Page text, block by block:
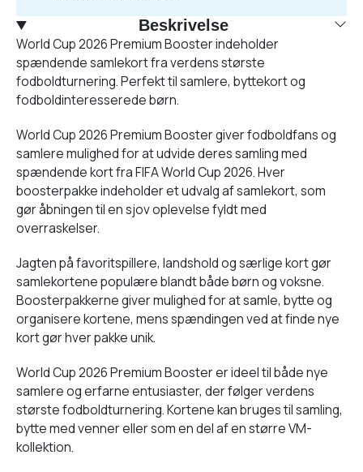
Beskrivelse
World Cup 2026 Premium Booster indeholder
spændende samlekort fra verdens største
fodboldturnering. Perfekt til samlere, byttekort og
fodboldinteresserede børn.
World Cup 2026 Premium Booster giver fodboldfans og
samlere mulighed for at udvide deres samling med
spændende kort fra FIFA World Cup 2026. Hver
boosterpakke indeholder et udvalg af samlekort, som
gør åbningen til en sjov oplevelse fyldt med
overraskelser.
Jagten på favoritspillere, landshold og særlige kort gør
samlekortene populære blandt både børn og voksne.
Boosterpakkerne giver mulighed for at samle, bytte og
organisere kortene, mens spændingen ved at finde nye
kort gør hver pakke unik.
World Cup 2026 Premium Booster er ideel til både nye
samlere og erfarne entusiaster, der følger verdens
største fodboldturnering. Kortene kan bruges til samling,
bytte med venner eller som en del af en større VM-
kollektion.